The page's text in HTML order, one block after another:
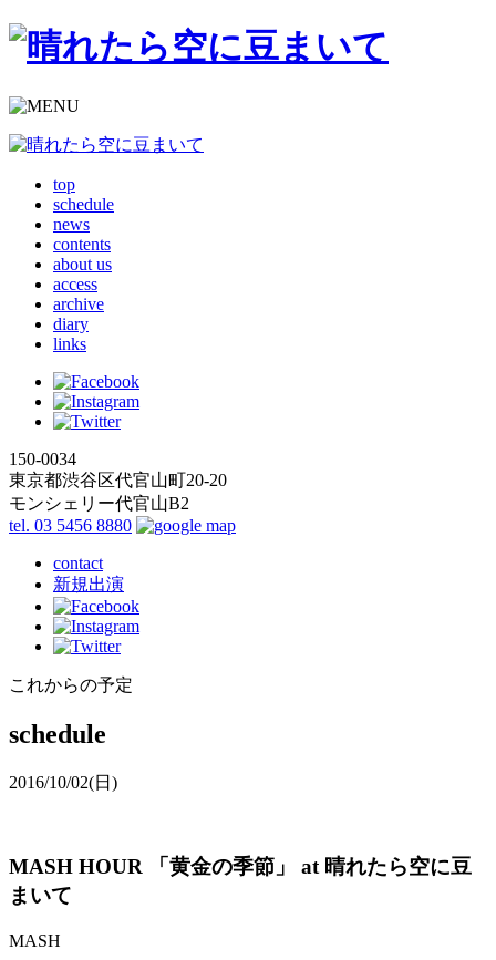
top
schedule
news
contents
about us
access
archive
diary
links
150-0034
東京都渋谷区代官山町20-20
モンシェリー代官山B2
tel. 03 5456 8880
contact
新規出演
これからの予定
schedule
2016/10/02(日)
MASH HOUR 「黄金の季節」 at 晴れたら空に豆
まいて
MASH